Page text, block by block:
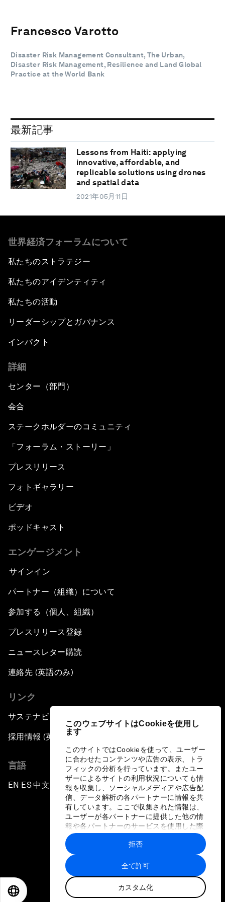
このウェブサイトはCookieを使用し
ます
このサイトではCookieを使って、ユーザー
に合わせたコンテンツや広告の表示、トラ
フィックの分析を行っています。またユー
ザーによるサイトの利用状況についても情
報を収集し、ソーシャルメディアや広告配
信、データ解析の各パートナーに情報を共
有しています。ここで収集された情報は、
ユーザーが各パートナーに提供した他の情
報や各パートナーのサービスを使用した際
に収集された情報と組み合わされ、各パー
トナーによって使用されることがありま
す。
全て許可
カスタム化
拒否
Francesco Varotto
Disaster Risk Management Consultant, The Urban,
Disaster Risk Management, Resilience and Land Global
Practice at the World Bank
最新記事
Lessons from Haiti: applying
innovative, affordable, and
replicable solutions using drones
and spatial data
2021年05月11日
世界経済フォーラムについて
私たちのストラテジー
私たちのアイデンティティ
私たちの活動
リーダーシップとガバナンス
インパクト
詳細
センター（部門）
会合
ステークホルダーのコミュニティ
「フォーラム・ストーリー」
プレスリリース
フォトギャラリー
ビデオ
ポッドキャスト
エンゲージメント
サインイン
パートナー（組織）について
参加する（個人、組織）
プレスリリース登録
ニュースレター購読
連絡先 (英語のみ)
リンク
サステナビリティへの取り組み
採用情報 (英語のみ)
言語
EN ▪ ES▪中文▪ 日本語
プライバシーポリシーと利用規約
サイトマップ
©
世界経済フォーラム